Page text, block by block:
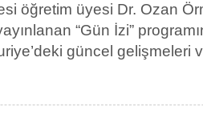
öğretim üyesi Dr. Ozan
“Gün İzi”
güncel gelişmeleri